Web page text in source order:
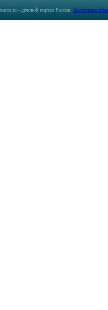
- деловой портал России. Бесплатные